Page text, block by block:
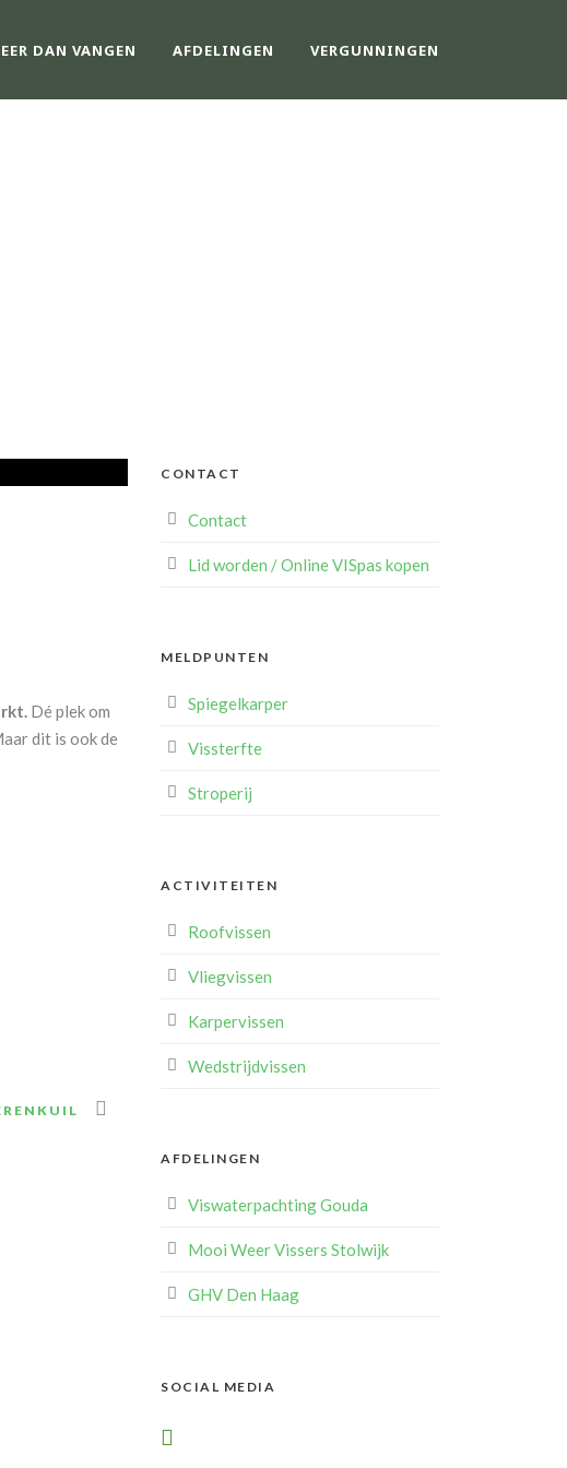
DAN VANGEN AFDELINGEN VERGUNNINGEN
Dé plek om
dit is ook de
CONTACT
Contact
Lid worden / Online VISpas kopen
MELDPUNTEN
Spiegelkarper
Vissterfte
Stroperij
ACTIVITEITEN
Roofvissen
Vliegvissen
Karpervissen
Wedstrijdvissen
AFDELINGEN
Viswaterpachting Gouda
Mooi Weer Vissers Stolwijk
GHV Den Haag
SOCIAL MEDIA